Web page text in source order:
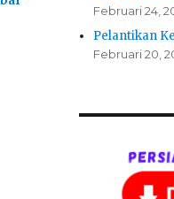
Februari 24,
Pelantikan
Februari 20,